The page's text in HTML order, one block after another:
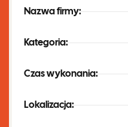
Nazwa firmy:
Kategoria:
Czas wykonania:
Lokalizacja: